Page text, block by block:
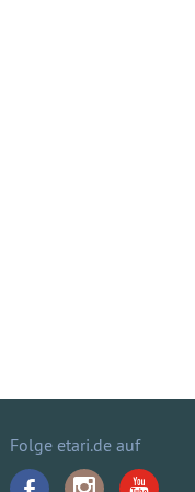
Folge etari.de auf